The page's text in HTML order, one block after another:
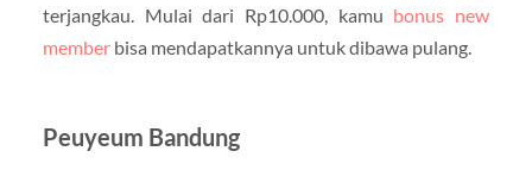
terjangkau. Mulai dari Rp10.000, kamu bonus new
memberbisa mendapatkannya untuk dibawa pulang.
Peuyeum Bandung